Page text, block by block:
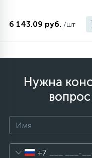
6 143.09 руб. /шт
Нужна
+7